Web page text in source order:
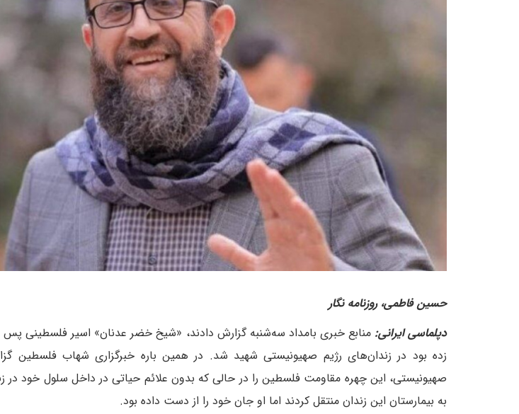
حسین فاطمی، روزنامه نگار
دپلماسی ایرانی:
زده بود در زندان‌های رژیم صهیونیستی شهید شد. در همین باره خبرگزاری شهاب فلسطین
صهیونیستی، این چهره مقاومت فلسطین را در حالی که بدون علائم حیاتی در داخل سلول خود در
به بیمارستان این زندان منتقل کردند اما او جان خود را از دست داده بود.